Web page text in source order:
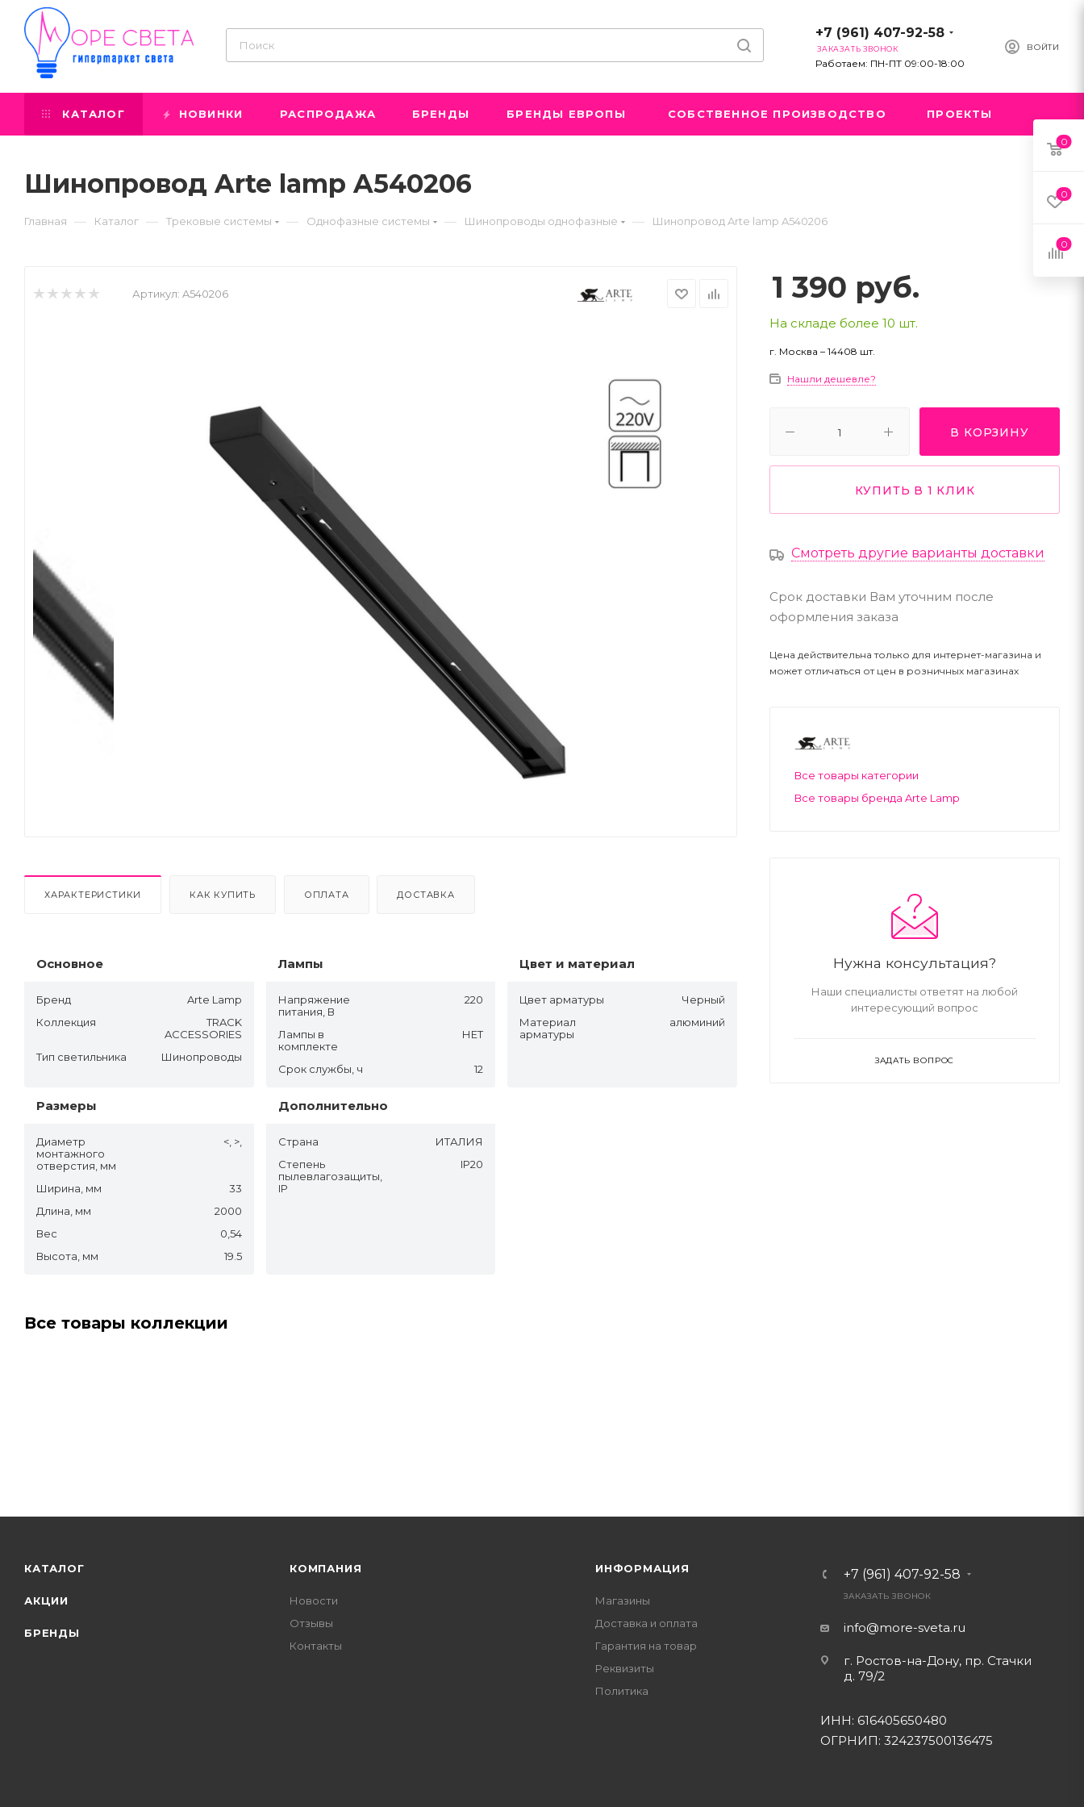
ВОЙТИ
+7 (961) 407-92-58
ЗАКАЗАТЬ ЗВОНОК
Работаем: ПН-ПТ 09:00-18:00
КАТАЛОГ НОВИНКИ РАСПРОДАЖА БРЕНДЫ БРЕНДЫ ЕВРОПЫ СОБСТВЕННОЕ ПРОИЗВОДСТВО ПРОЕКТЫ
Шинопровод Arte lamp A540206
Главная — Каталог — Трековые системы — Однофазные системы — Шинопроводы однофазные — Шинопровод Arte lamp A540206
Артикул: A540206
ХАРАКТЕРИСТИКИ КАК КУПИТЬ ОПЛАТА ДОСТАВКА
Основное
Бренд
Arte Lamp
Коллекция
TRACK
ACCESSORIES
Тип светильника
Шинопроводы
Лампы
Напряжение
питания, В
220
Лампы в
комплекте
НЕТ
Срок службы, ч 12
Цвет и материал
Цвет арматуры
Черный
Материал
арматуры
алюминий
Размеры
Диаметр
монтажного
отверстия, мм
<, >,
Ширина, мм
33
Длина, мм
2000
Вес
0,54
Высота, мм
19.5
Дополнительно
Страна
ИТАЛИЯ
Степень
пылевлагозащиты,
IP
IP20
Все товары коллекции
1 390 руб.
На складе более 10 шт.
г. Москва – 14408 шт.
Нашли дешевле?
В КОРЗИНУ
КУПИТЬ В 1 КЛИК
Смотреть другие варианты доставки
Срок доставки Вам уточним после
оформления заказа
Цена действительна только для интернет-магазина и
может отличаться от цен в розничных магазинах
Все товары категории
Все товары бренда Arte Lamp
Нужна консультация?
Наши специалисты ответят на любой
интересующий вопрос
ЗАДАТЬ ВОПРОС
КАТАЛОГ
АКЦИИ
БРЕНДЫ
КОМПАНИЯ
Новости
Отзывы
Контакты
ИНФОРМАЦИЯ
Магазины
Доставка и оплата
Гарантия на товар
Реквизиты
Политика
+7 (961) 407-92-58
ЗАКАЗАТЬ ЗВОНОК
info@more-sveta.ru
г. Ростов-на-Дону, пр. Стачки
д. 79/2
ИНН: 616405650480
ОГРНИП: 324237500136475
0
0
0